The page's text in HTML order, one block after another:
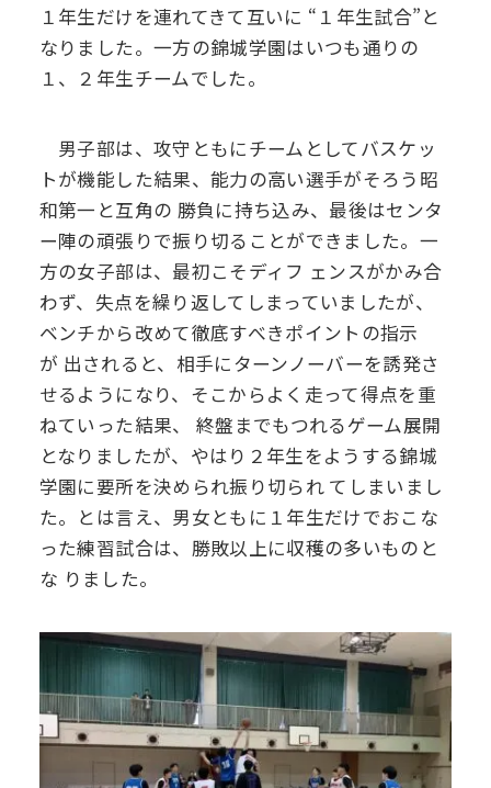
１年生だけを連れてきて互いに “１年生試合”と
なりました。一方の錦城学園はいつも通りの
１、２年生チームでした。
男子部は、攻守ともにチームとしてバスケッ
トが機能した結果、能力の高い選手がそろう昭
和第一と互角の 勝負に持ち込み、最後はセンタ
ー陣の頑張りで振り切ることができました。一
方の女子部は、最初こそディフ ェンスがかみ合
わず、失点を繰り返してしまっていましたが、
ベンチから改めて徹底すべきポイントの指示
が 出されると、相手にターンノーバーを誘発さ
せるようになり、そこからよく走って得点を重
ねていった結果、
終盤までもつれるゲーム展開
となりましたが、やはり２年生をようする錦城
学園に要所を決められ振り切られ てしまいまし
た。とは言え、男女ともに１年生だけでおこな
った練習試合は、勝敗以上に収穫の多いものと
な りました。